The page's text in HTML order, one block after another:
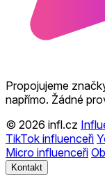
Propojujeme
napřímo. Žádné
© 2026 infl.cz
TikTok influenceři
Micro influenceři
Kontakt